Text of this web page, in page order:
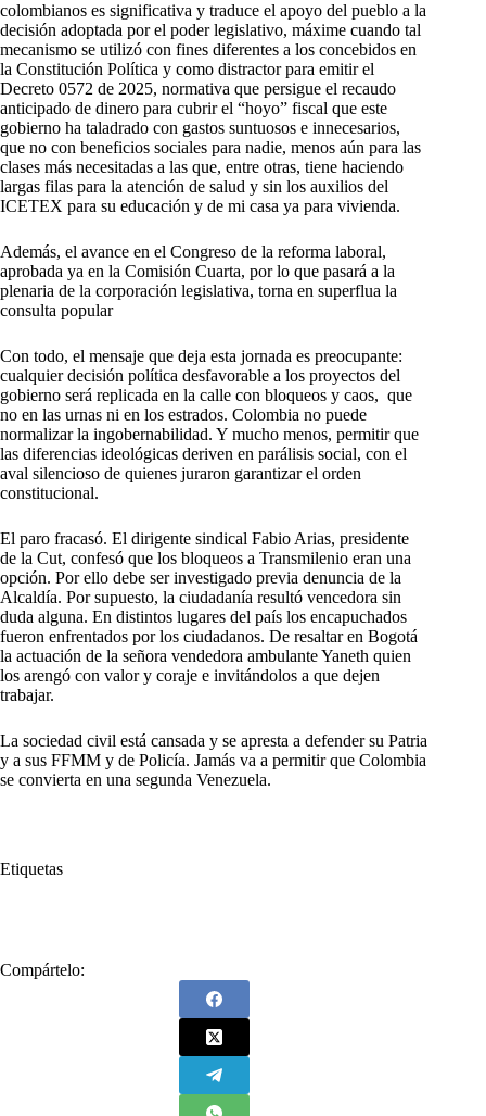
colombianos es significativa y traduce el apoyo del pueblo a la
decisión adoptada por el poder legislativo, máxime cuando tal
mecanismo se utilizó con fines diferentes a los concebidos en
la Constitución Política y como distractor para emitir el
Decreto 0572 de 2025, normativa que persigue el recaudo
anticipado de dinero para cubrir el “hoyo” fiscal que este
gobierno ha taladrado con gastos suntuosos e innecesarios,
que no con beneficios sociales para nadie, menos aún para las
clases más necesitadas a las que, entre otras, tiene haciendo
largas filas para la atención de salud y sin los auxilios del
ICETEX para su educación y de mi casa ya para vivienda.
Además, el avance en el Congreso de la reforma laboral,
aprobada ya en la Comisión Cuarta, por lo que pasará a la
plenaria de la corporación legislativa, torna en superflua la
consulta popular
Con todo, el mensaje que deja esta jornada es preocupante:
cualquier decisión política desfavorable a los proyectos del
gobierno será replicada en la calle con bloqueos y caos, que
no en las urnas ni en los estrados. Colombia no puede
normalizar la ingobernabilidad. Y mucho menos, permitir que
las diferencias ideológicas deriven en parálisis social, con el
aval silencioso de quienes juraron garantizar el orden
constitucional.
El paro fracasó. El dirigente sindical Fabio Arias, presidente
de la Cut, confesó que los bloqueos a Transmilenio eran una
opción. Por ello debe ser investigado previa denuncia de la
Alcaldía. Por supuesto, la ciudadanía resultó vencedora sin
duda alguna. En distintos lugares del país los encapuchados
fueron enfrentados por los ciudadanos. De resaltar en Bogotá
la actuación de la señora vendedora ambulante Yaneth quien
los arengó con valor y coraje e invitándolos a que dejen
trabajar.
La sociedad civil está cansada y se apresta a defender su Patria
y a sus FFMM y de Policía. Jamás va a permitir que Colombia
se convierta en una segunda Venezuela.
Etiquetas
Compártelo: